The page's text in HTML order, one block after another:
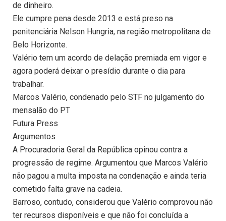
de dinheiro.
Ele cumpre pena desde 2013 e está preso na
penitenciária Nelson Hungria, na região metropolitana de
Belo Horizonte.
Valério tem um acordo de delação premiada em vigor e
agora poderá deixar o presídio durante o dia para
trabalhar.
Marcos Valério, condenado pelo STF no julgamento do
mensalão do PT
Futura Press
Argumentos
A Procuradoria Geral da República opinou contra a
progressão de regime. Argumentou que Marcos Valério
não pagou a multa imposta na condenação e ainda teria
cometido falta grave na cadeia.
Barroso, contudo, considerou que Valério comprovou não
ter recursos disponíveis e que não foi concluída a